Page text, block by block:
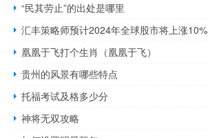
“民其劳止”的出处是哪里
汇丰策略师预计2024年全球股市将上涨10%
凰凰于飞打个生肖（凰凰于飞）
贵州的风景有哪些特点
托福考试及格多少分
神将无双攻略